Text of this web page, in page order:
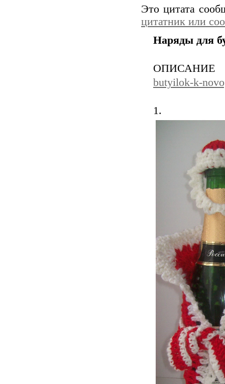
Это цитата
цитатник или
Наряды для
butyilok-k-
1.